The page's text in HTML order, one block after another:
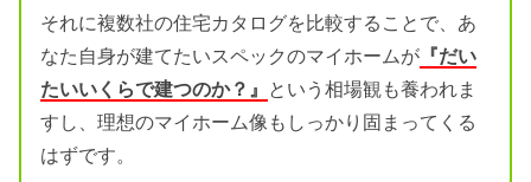
それに複数社の住宅カタログを比較することで、あ
なた自身が建てたいスペックのマイホームが 『だい
たいいくらで建つのか？』
という相場観も養われま
すし、理想のマイホーム像もしっかり固まってくる
はずです。